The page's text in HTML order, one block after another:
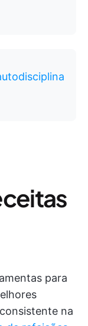
para
na